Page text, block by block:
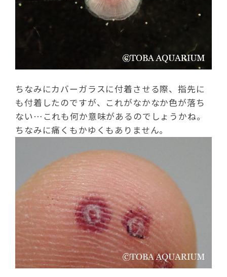
ちなみにカバーガラスに付着させる際、指先に
も付着したのですが、これがなかなか色が落ち
ない…これも何か意味があるのでしょうかね。
ちなみに痛くもかゆくもありません。